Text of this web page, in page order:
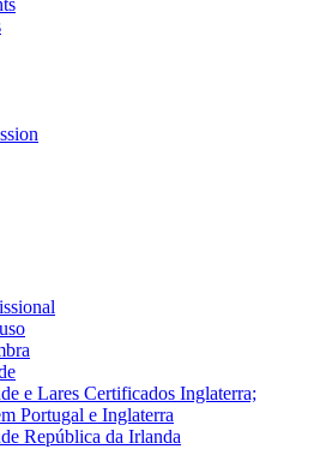
e Lares Certificados Inglaterra;
Portugal e Inglaterra
República da Irlanda